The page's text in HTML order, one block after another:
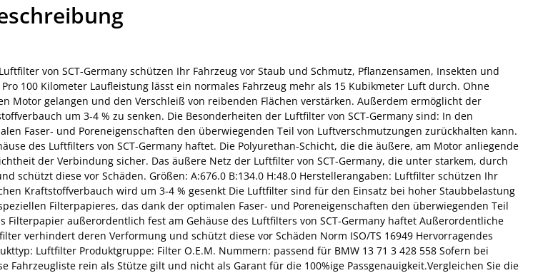
von SCT-Germany schützen Ihr Fahrzeug vor Staub und Schmutz, Pflanzensamen, Insekten und
100 Kilometer Laufleistung lässt ein normales Fahrzeug mehr als 15 Kubikmeter Luft durch. Ohne
gelangen und den Verschleiß von reibenden Flächen verstärken. Außerdem ermöglicht der
um 3-4 % zu senken. Die Besonderheiten der Luftfilter von SCT-Germany sind: In den
Faser- und Poreneigenschaften den überwiegenden Teil von Luftverschmutzungen zurückhalten kann.
des Luftfilters von SCT-Germany haftet. Die Polyurethan-Schicht, die die äußere, am Motor anliegende
der Verbindung sicher. Das äußere Netz der Luftfilter von SCT-Germany, die unter starkem, durch
diese vor Schäden. Größen: A:676.0 B:134.0 H:48.0 Herstellerangaben: Luftfilter schützen Ihr
Kraftstoffverbauch wird um 3-4 % gesenkt Die Luftfilter sind für den Einsatz bei hoher Staubbelastung
Filterpapieres, das dank der optimalen Faser- und Poreneigenschaften den überwiegenden Teil
außerordentlich fest am Gehäuse des Luftfilters von SCT-Germany haftet Außerordentliche
verhindert deren Verformung und schützt diese vor Schäden Norm ISO/TS 16949 Hervorragendes
Luftfilter Produktgruppe: Filter O.E.M. Nummern: passend für BMW 13 71 3 428 558 Sofern bei
rein als Stütze gilt und nicht als Garant für die 100%ige Passgenauigkeit.Vergleichen Sie die